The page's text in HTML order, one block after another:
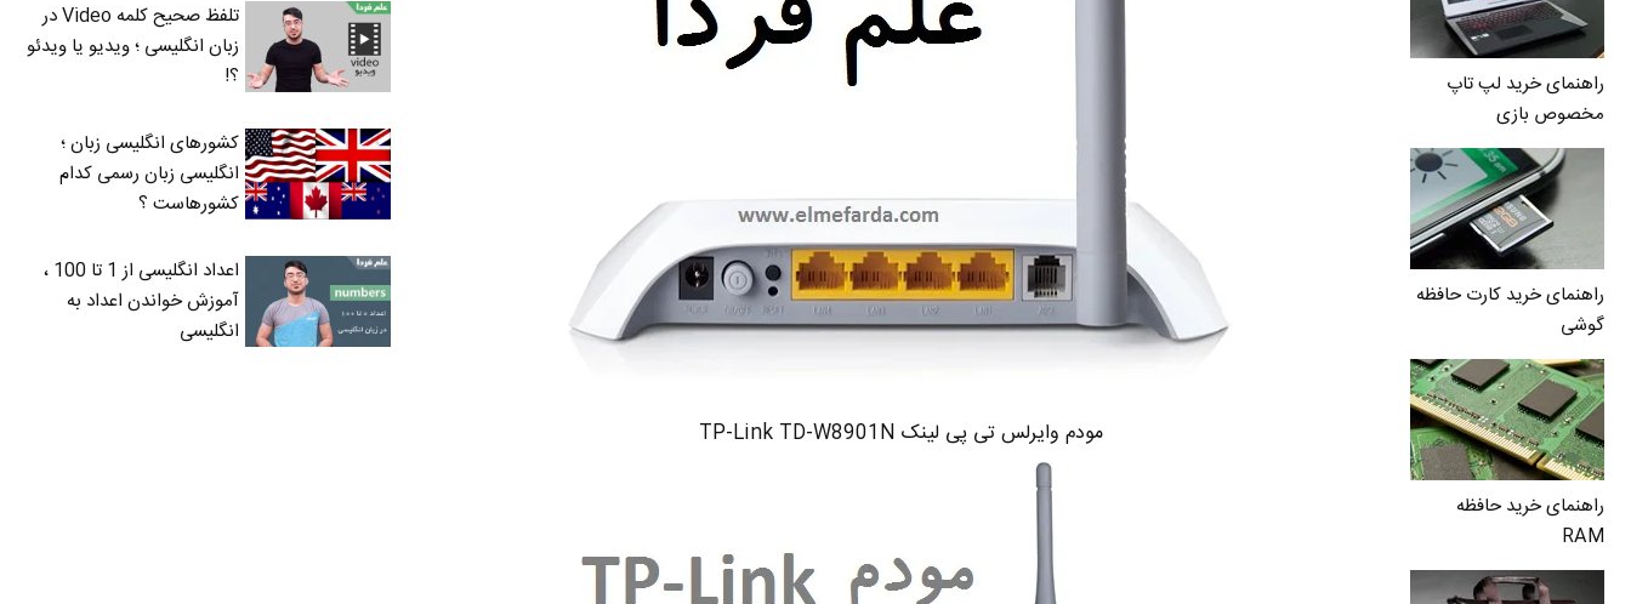
راهنمای خرید لپ تاپ
مخصوص بازی
راهنمای خرید کارت حافظه
گوشی
راهنمای خرید حافظه
RAM
مودم وایرلس تی پی لینک TP-Link TD-W8901N
تلفظ صحیح کلمه Video در
زبان انگلیسی ؛ ویدیو یا ویدئو
؟!
کشورهای انگلیسی زبان ؛
انگلیسی زبان رسمی کدام
کشورهاست ؟
اعداد انگلیسی از 1 تا 100 ،
آموزش خواندن اعداد به
انگلیسی